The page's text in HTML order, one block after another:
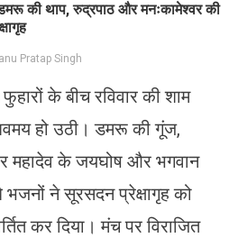
की थाप, रुद्रपाठ और मनःकामेश्वर की
Pratap Singh
के बीच रविवार की शाम
हो उठी। डमरू की गूंज,
महादेव के जयघोष और भगवान
ने सूरसदन प्रेक्षागृह को
कर दिया। मंच पर विराजित